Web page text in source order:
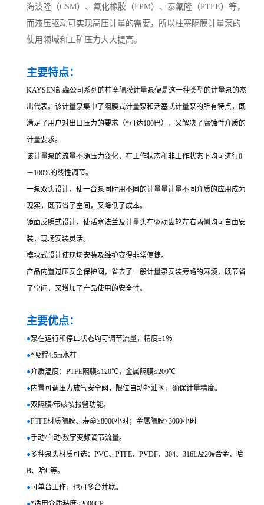
海波隆（CSM）、氟化橡胶（FPM）、泰氟隆（PTFE）等，
而液压驱动可实现高压计量的需要，所以柱塞隔膜计量泵的
使用领域和工矿压力大大提高。
主要特点：
KAYSEN凯森公司系列的柱塞隔膜计量泵便是这一种类型的计量泵的杰
出代表。该计量泵集中了隔膜式计量泵和活塞式计量泵的所有特点，既
满足了用户对出口压力的要求（*可达100巴），又解决了腐蚀性介质的
计量要求。
该计量泵的流量不随压力变化，在工作状态和非工作状态下均可进行0
－100%的线性调节。
一泵双头设计，使一台泵同时用不同的计量量计量不同介质的应用成为
现实，既节省了空间，又降低了成本。
镜面反照式设计，使活塞法兰及计量头在驱动齿轮左右两侧均可自由安
装，现场安装灵活。
模块式设计使现场安装及维护变得非常便捷。
产品内置过压安全保护阀，省去了一般计量泵安装旁路的麻烦，既节省
了空间，又增加了产品使用的安全性。
主要优点：
●泵在运行和停止状态均可调节流量，精度±1％
●*吸程4.5m水柱
●介质温度：PTFE隔膜≤120℃，金属隔膜≤200℃
●内置可调压力放气安全阀，限位自动补油阀，确保计量精度。
●双隔膜/带破裂报警功能。
●PTFE材质隔膜、寿命≥8000小时；金属隔膜>3000小时
●手动/自动/数字变频调节流量。
●多种泵头材质可选：PVC、PTFE、PVDF、304、316L及20#合金、哈
B、哈C等。
●可单台工作，也可多台并联。